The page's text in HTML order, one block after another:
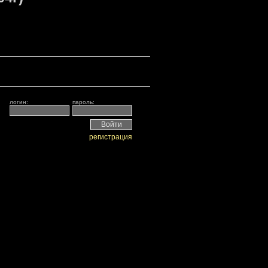
пароль:
логин:
регистрация